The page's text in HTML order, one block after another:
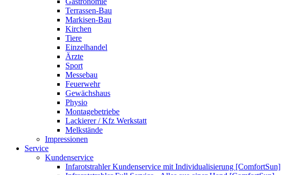
Terrassen-Bau
Markisen-Bau
Kirchen
Tiere
Einzelhandel
Ärzte
Sport
Messebau
Feuerwehr
Gewächshaus
Physio
Montagebetriebe
Lackierer / Kfz Werkstatt
Melkstände
Impressionen
Service
Kundenservice
Infarotstrahler Kundenservice mit Individualisierung [ComfortSun]